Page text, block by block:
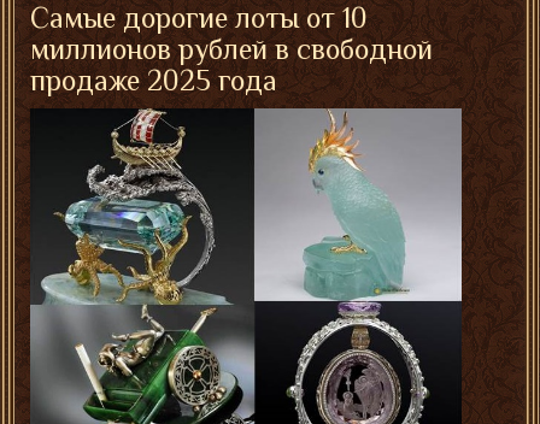
Самые дорогие лоты от 10
миллионов рублей в свободной
продаже 2025 года